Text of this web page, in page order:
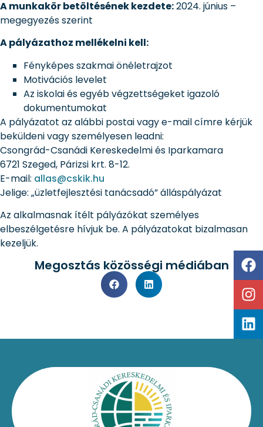
A munkakör betöltésének kezdete:2024. június –
megegyezés szerint
A pályázathoz mellékelni kell:
Fényképes szakmai önéletrajzot
Motivációs levelet
Az iskolai és egyéb végzettségeket igazoló
dokumentumokat
A pályázatot az alábbi postai vagy e-mail címre kérjük
beküldeni vagy személyesen leadni:
Csongrád-Csanádi Kereskedelmi és Iparkamara
6721 Szeged, Párizsi krt. 8-12.
E-mail: allas@cskik.hu
Jelige: „üzletfejlesztési tanácsadó” álláspályázat
Az alkalmasnak ítélt pályázókat személyes
elbeszélgetésre hívjuk be. A pályázatokat bizalmasan
kezeljük.
Megosztás közösségi médiában